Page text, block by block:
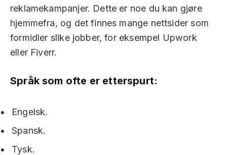
reklamekampanjer. Dette er noe du kan gjøre
hjemmefra, og det finnes mange nettsider som
formidler slike jobber, for eksempel Upwork
eller Fiverr.
Språk som ofte er etterspurt:
Engelsk.
Spansk.
Tysk.